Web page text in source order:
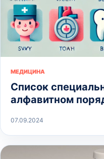
МЕДИЦИНА
Список
алфавитном
07.09.2024